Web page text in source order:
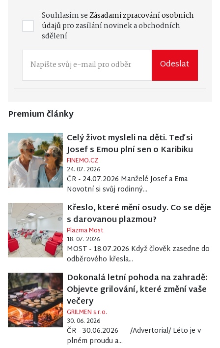
Souhlasím seZásadami zpracování osobních
údajůpro zasílání novinek a obchodních
sdělení
Odeslat
Premium články
Celý život mysleli na děti. Teď si
Josef s Emou plní sen o Karibiku
FINEMO.CZ
24. 07. 2026
ČR - 24.07.2026 Manželé Josef a Ema
Novotní si svůj rodinný...
Křeslo, které mění osudy. Co se děje
s darovanou plazmou?
Plazma Most
18. 07. 2026
MOST - 18.07.2026 Když člověk zasedne do
odběrového křesla...
Dokonalá letní pohoda na zahradě:
Objevte grilování, které změní vaše
večery
GRILMEN s.r.o.
30. 06. 2026
ČR - 30.06.2026 /Advertorial/ Léto je v
plném proudu a...